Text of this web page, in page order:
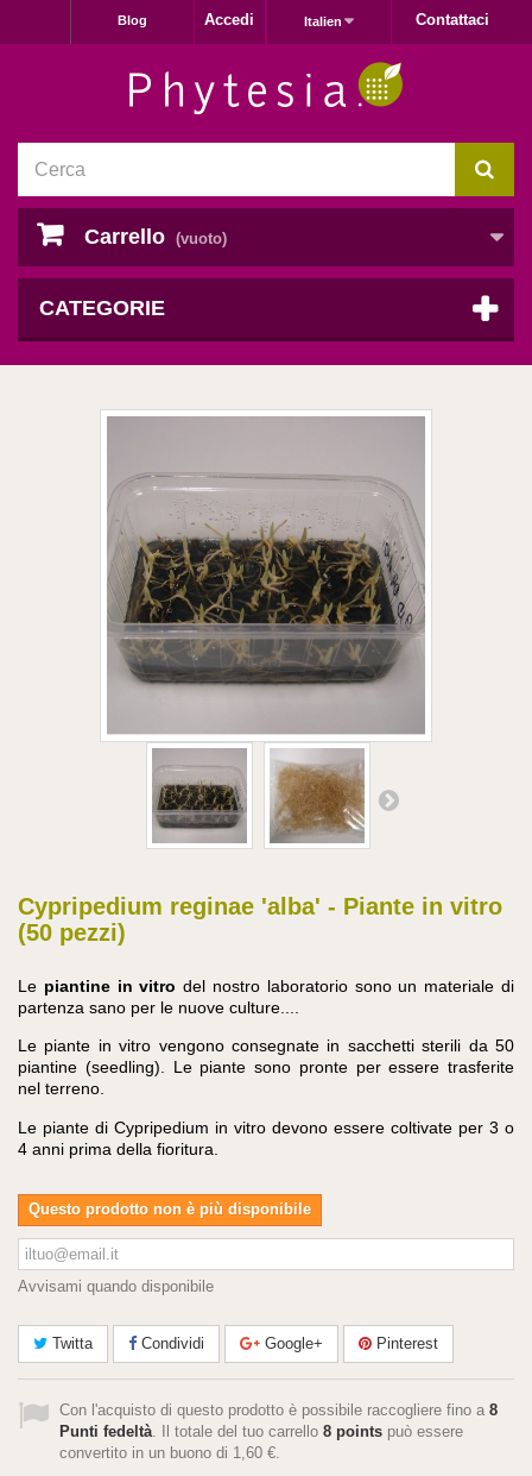
Contattaci
Italien
Accedi
Blog
Carrello (vuoto)
CATEGORIE
Cypripedium reginae 'alba' - Piante in vitro
(50 pezzi)
Le piantine in vitro del nostro laboratorio sono un materiale di
partenza sano per le nuove culture....
Le piante in vitro vengono consegnate in sacchetti sterili da 50
piantine (seedling). Le piante sono pronte per essere trasferite
nel terreno.
Le piante di Cypripedium in vitro devono essere coltivate per 3 o
4 anni prima della fioritura.
Questo prodotto non è più disponibile
Avvisami quando disponibile
Twitta Condividi Google+ Pinterest
Con l'acquisto di questo prodotto è possibile raccogliere fino a 8
Punti fedeltà . Il totale del tuo carrello 8 points può essere
convertito in un buono di 1,60 €